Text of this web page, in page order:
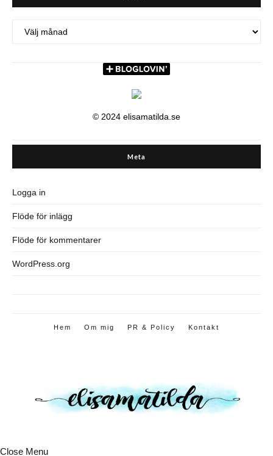
© 2024 elisamatilda.se
Meta
Logga in
Flöde för inlägg
Flöde för kommentarer
WordPress.org
Hem Om mig PR & Policy Kontakt
Close Menu